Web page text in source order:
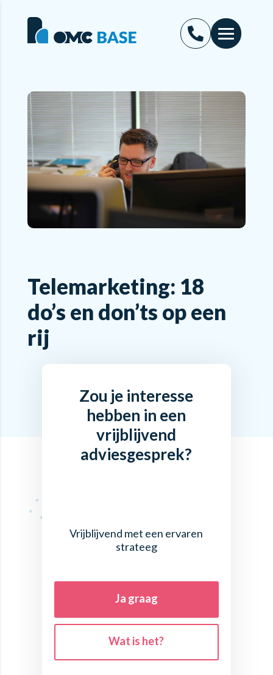
Telemarketing: 18
do’s en don’ts op een
rij
Zou je interesse
hebben in een
vrijblijvend
adviesgesprek?
Vrijblijvend met een ervaren
strateeg
Ja graag
Wat is het?